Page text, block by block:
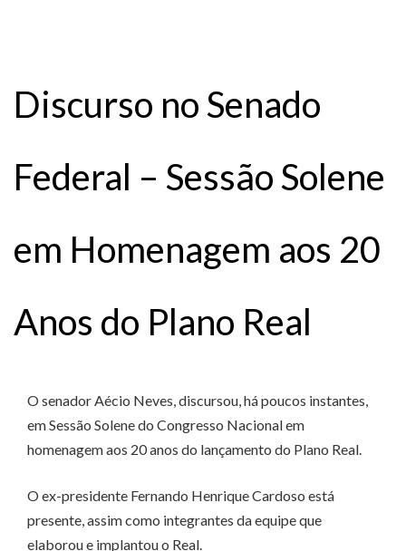
Discurso no Senado
Federal – Sessão Solene
em Homenagem aos 20
Anos do Plano Real
O senador Aécio Neves, discursou, há poucos instantes,
em Sessão Solene do Congresso Nacional em
homenagem aos 20 anos do lançamento do Plano Real.
O ex-presidente Fernando Henrique Cardoso está
presente, assim como integrantes da equipe que
elaborou e implantou o Real.